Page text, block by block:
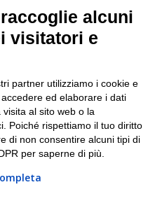
pacchi nelle
italiane
|Firenze| Genova
Varese
alcuni
visitatori e
partner utilizziamo i cookie e
ed elaborare i dati
al sito web o la
Poiché rispettiamo il tuo diritto
di non consentire alcuni tipi di
per saperne di più.